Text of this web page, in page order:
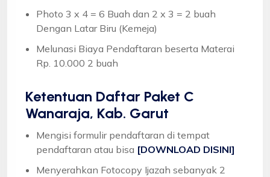
Photo 3 x 4 = 6 Buah dan 2 x 3 = 2 buah
Dengan Latar Biru (Kemeja)
Melunasi Biaya Pendaftaran beserta Materai
Rp. 10.000 2 buah
Ketentuan Daftar Paket C
Wanaraja, Kab. Garut
Mengisi formulir pendaftaran di tempat
pendaftaran atau bisa [DOWNLOAD DISINI]
Menyerahkan Fotocopy Ijazah sebanyak 2